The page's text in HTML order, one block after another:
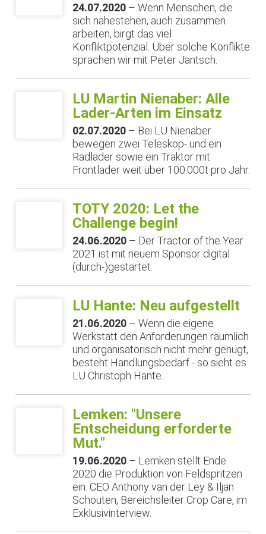
24.07.2020 – Wenn Menschen, die
sich nahestehen, auch zusammen
arbeiten, birgt das viel
Konfliktpotenzial. Über solche Konflikte
sprachen wir mit Peter Jantsch.
LU Martin Nienaber: Alle
Lader-Arten im Einsatz
02.07.2020 – Bei LU Nienaber
bewegen zwei Teleskop- und ein
Radlader sowie ein Traktor mit
Frontlader weit über 100.000t pro Jahr.
TOTY 2020: Let the
Challenge begin!
24.06.2020 – Der Tractor of the Year
2021 ist mit neuem Sponsor digital
(durch-)gestartet.
LU Hante: Neu aufgestellt
21.06.2020 – Wenn die eigene
Werkstatt den Anforderungen räumlich
und organisatorisch nicht mehr genügt,
besteht Handlungsbedarf - so sieht es
LU Christoph Hante.
Lemken: "Unsere
Entscheidung erforderte
Mut."
19.06.2020 – Lemken stellt Ende
2020 die Produktion von Feldspritzen
ein. CEO Anthony van der Ley & Iljan
Schouten, Bereichsleiter Crop Care, im
Exklusivinterview.